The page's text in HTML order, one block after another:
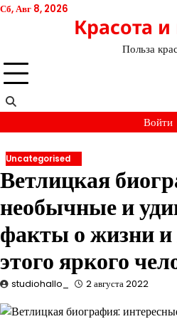
Перейти
Сб, Авг 8, 2026
Красота и
Польза
Войти
Uncategorised
Ветлицкая
необычные и
факты о жизни и
этого яркого
studiohallo_ 2 августа 2022